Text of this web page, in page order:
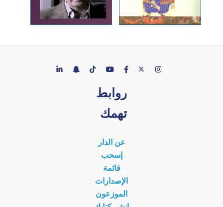
روابط
تهمك
عن الدار
إسحب
قائمة
الإصدارات
الموزعون